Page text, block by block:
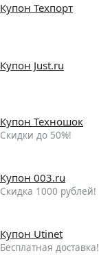
Купон Техпорт
Купон Just.ru
Купон Техношок
Скидки до 50%!
Купон 003.ru
Скидка 1000 рублей!
Купон Utinet
Бесплатная доставка!